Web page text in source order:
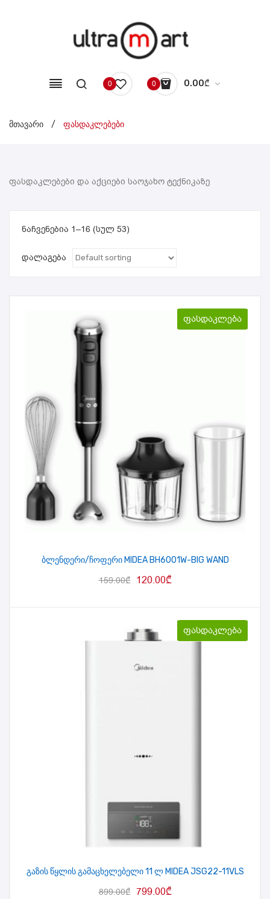
0 0 0.00₾
No products in the cart.
მთავარი / ფასდაკლებები
ფასდაკლებები და აქციები საოჯახო ტექნიკაზე
ნაჩვენებია 1–16 (სულ 53)
დალაგება
ფასდაკლება
ბლენდერი/ჩოფერი MIDEA BH6001W-BIG WAND
159.00₾ 120.00₾
ფასდაკლება
გაზის წყლის გამაცხელებელი 11 ლ MIDEA JSG22-11VLS
899.00₾ 799.00₾